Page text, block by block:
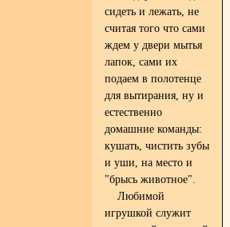
сидеть и лежать, не
считая того что сами
ждем у двери мытья
лапок, сами их
подаем в полотенце
для вытирания, ну и
естественно
домашние команды:
кушать, чистить зубы
и уши, на место и
"брысь животное".
Любимой
игрушкой служит